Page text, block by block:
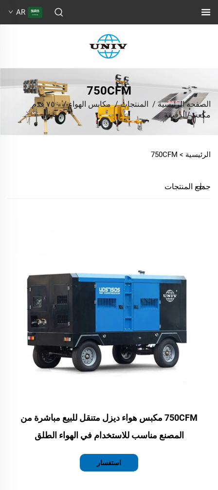
AR
750CFM
الصفحة الرئيسية/ المنتجات/مكابس الهواء/
٧٥٠ قدم
مكعب/الدقيقة
الرئيسية > 750CFM
جميع المنتجات
750CFM مكبس هواء ديزل متنقل للبيع مباشرة من
المصنع مناسب للاستخدام في الهواء الطلق
استفسار